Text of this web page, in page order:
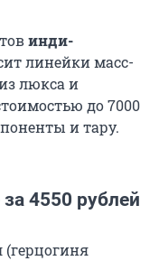
инди-
линейки масс-
люкса и
до 7000
и тару.
4550 рублей